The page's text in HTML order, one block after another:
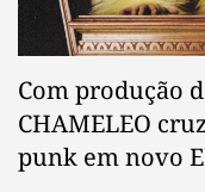
Com produção
CHAMELEO
punk em novo